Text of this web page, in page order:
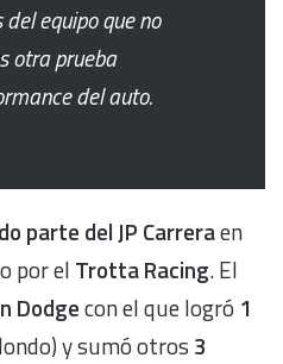
equipo que no
otra prueba
del auto.
parte del JP Carreraen
por el Trotta Racing. El
Dodgecon el que logró 1
y sumó otros 3